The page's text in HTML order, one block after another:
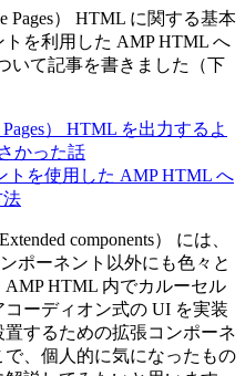
Pages） HTML に関する基本
を利用した AMP HTML へ
いて記事を書きました（下
） HTML を出力するよ
かった話
トを使用した AMP HTML へ
法
components） には、
ンポーネント以外にも色々と
HTML 内でカルーセル
ーディオン式の UI を実装
するための拡張コンポーネ
、個人的に気になったもの